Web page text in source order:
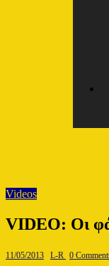
Videos
VIDEO: Οι
11/05/2013 L-R 0